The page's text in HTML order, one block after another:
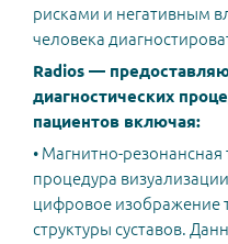
рисками и негативным
человека
Radios —
диагностических
пациентов включая:
• Магнитно-
процедура
цифровое изображение
структуры суставов.